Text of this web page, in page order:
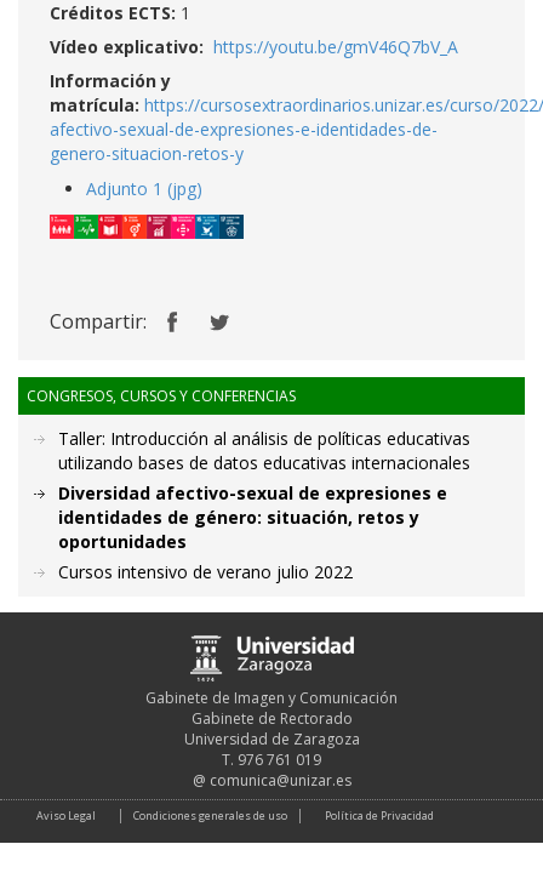
Créditos ECTS: 1
Vídeo explicativo: https://youtu.be/gmV46Q7bV_A
Información y
matrícula: https://cursosextraordinarios.unizar.es/curso/
afectivo-sexual-de-expresiones-e-identidades-de-
genero-situacion-retos-y
Adjunto 1 (jpg)
Compartir:
CONGRESOS, CURSOS Y CONFERENCIAS
Taller: Introducción al análisis de políticas educativas
utilizando bases de datos educativas internacionales
Diversidad afectivo-sexual de expresiones e
identidades de género: situación, retos y
oportunidades
Cursos intensivo de verano julio 2022
Gabinete de Imagen y Comunicación
Gabinete de Rectorado
Universidad de Zaragoza
T. 976 761 019
@ comunica@unizar.es
Aviso Legal Condiciones generales de uso Política de Privacidad